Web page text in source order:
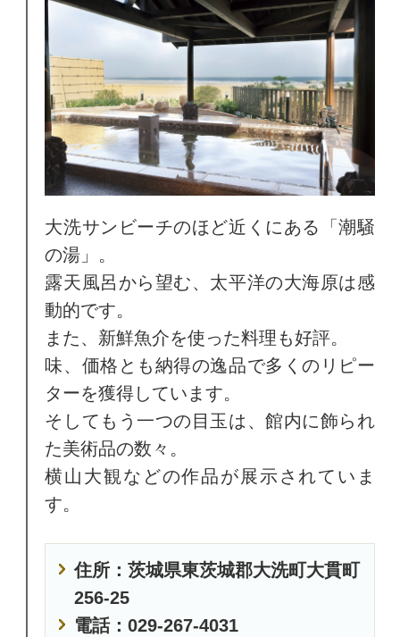
大洗サンビーチのほど近くにある「潮騒
の湯」。
露天風呂から望む、太平洋の大海原は感
動的です。
また、新鮮魚介を使った料理も好評。
味、価格とも納得の逸品で多くのリピー
ターを獲得しています。
そしてもう一つの目玉は、館内に飾られ
た美術品の数々。
横山大観などの作品が展示されていま
す。
住所：茨城県東茨城郡大洗町大貫町
256-25
電話：029-267-4031